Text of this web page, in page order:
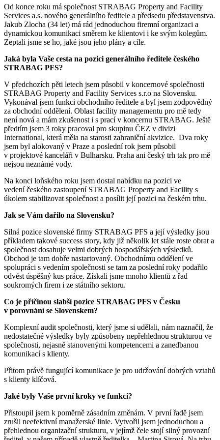
Od konce roku má společnost STRABAG Property and Facility
Services a.s. nového generálního ředitele a předsedu představenstva.
Jakub Zlocha (34 let) má rád jednoduchou firemní organizaci a
dynamickou komunikaci směrem ke klientovi i ke svým kolegům.
Zeptali jsme se ho, jaké jsou jeho plány a cíle.
Jaká byla Vaše cesta na pozici generálního ředitele českého
STRABAG PFS?
V předchozích pěti letech jsem působil v koncernové společnosti
STRABAG Property and Facility Services s.r.o na Slovensku.
Vykonával jsem funkci obchodního ředitele a byl jsem zodpovědný
za obchodní oddělení. Oblast facility managementu pro mě tedy
není nová a mám zkušenost i s prací v koncernu STRABAG. Ještě
předtím jsem 3 roky pracoval pro skupinu ČEZ v divizi
International, která měla na starosti zahraniční akvizice. Dva roky
jsem byl alokovaný v Praze a poslední rok jsem působil
v projektové kanceláři v Bulharsku. Praha ani český trh tak pro mě
nejsou neznámé vody.
Na konci loňského roku jsem dostal nabídku na pozici ve
vedení českého zastoupení STRABAG Property and Facility s
úkolem stabilizovat společnost a posílit její pozici na českém trhu.
Jak se Vám dařilo na Slovensku?
Silná pozice slovenské firmy STRABAG PFS a její výsledky jsou
příkladem takové success story, kdy již několik let stále roste obrat a
společnost dosahuje velmi dobrých hospodářských výsledků.
Obchod je tam dobře nastartovaný. Obchodnímu oddělení ve
spolupráci s vedením společnosti se tam za poslední roky podařilo
odvést úspěšný kus práce. Získali jsme mnoho klientů z řad
soukromých firem i ze státního sektoru.
Co je příčinou slabší pozice STRABAG PFS v Česku
v porovnání se Slovenskem?
Komplexní audit společnosti, který jsme si udělali, nám naznačil, že
nedostatečné výsledky byly způsobeny nepřehlednou strukturou ve
společnosti, nejasně stanovenými kompetencemi a zanedbanou
komunikací s klienty.
Přitom právě fungující komunikace je pro udržování dobrých vztahů
s klienty klíčová.
Jaké byly Vaše první kroky ve funkci?
Přistoupil jsem k poměrně zásadním změnám. V první řadě jsem
zrušil neefektivní manažerské linie. Vytvořil jsem jednoduchou a
přehlednou organizační strukturu, v jejímž čele stojí silný provozní